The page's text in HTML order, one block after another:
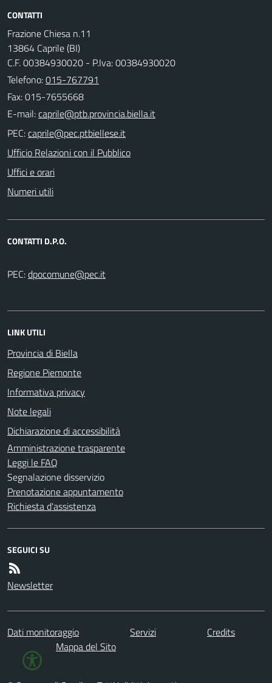
CONTATTI
Frazione Chiesa n.11
13864 Caprile (BI)
C.F. 00384930020 - P.Iva: 00384930020
Telefono:015-767791
Fax: 015-7655668
E-mail:
PEC:
Ufficio Relazioni con il Pubblico
Uffici e orari
Numeri utili
CONTATTI D.P.O.
PEC:
LINK UTILI
Provincia di Biella
Regione Piemonte
Informativa privacy
Note legali
Dichiarazione di accessibilità
Amministrazione trasparente
Leggi le FAQ
Segnalazione disservizio
Prenotazione appuntamento
Richiesta d'assistenza
SEGUICI SU
Newsletter
Dati monitoraggio Servizi
Credits
Mappa del Sito